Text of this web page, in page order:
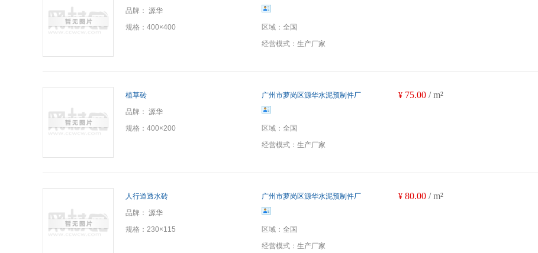
品牌： 源华
规格： 400×400 区域： 全国
经营模式： 生产厂家
植草砖
品牌： 源华
规格： 400×200
广州市萝岗区源华水泥预制件厂
区域： 全国
经营模式： 生产厂家
¥ 75.00 / m²
人行道透水砖
品牌： 源华
规格： 230×115
广州市萝岗区源华水泥预制件厂
区域： 全国
经营模式： 生产厂家
¥ 80.00 / m²